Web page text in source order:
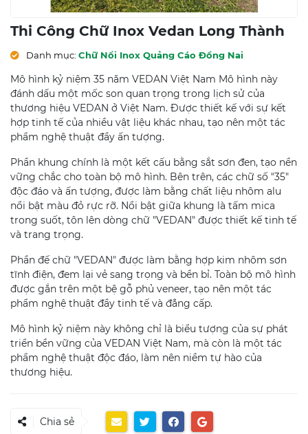
Thi Công Chữ Inox Vedan Long Thành
Danh mục: Chữ Nổi Inox Quảng Cáo Đồng Nai
Mô hình kỷ niệm 35 năm VEDAN Việt Nam Mô hình này
đánh dấu một mốc son quan trọng trong lịch sử của
thương hiệu VEDAN ở Việt Nam. Được thiết kế với sự kết
hợp tinh tế của nhiều vật liệu khác nhau, tạo nên một tác
phẩm nghệ thuật đầy ấn tượng.
Phần khung chính là một kết cấu bằng sắt sơn đen, tạo nền
vững chắc cho toàn bộ mô hình. Bên trên, các chữ số "35"
độc đáo và ấn tượng, được làm bằng chất liệu nhôm alu
nổi bật màu đỏ rực rỡ. Nổi bật giữa khung là tấm mica
trong suốt, tôn lên dòng chữ "VEDAN" được thiết kế tinh tế
và trang trọng.
Phần đế chữ "VEDAN" được làm bằng hợp kim nhôm sơn
tĩnh điện, đem lại vẻ sang trọng và bền bỉ. Toàn bộ mô hình
được gắn trên một bệ gỗ phủ veneer, tạo nên một tác
phẩm nghệ thuật đầy tinh tế và đẳng cấp.
Mô hình kỷ niệm này không chỉ là biểu tượng của sự phát
triển bền vững của VEDAN Việt Nam, mà còn là một tác
phẩm nghệ thuật độc đáo, làm nên niềm tự hào của
thương hiệu.
Chia sẻ